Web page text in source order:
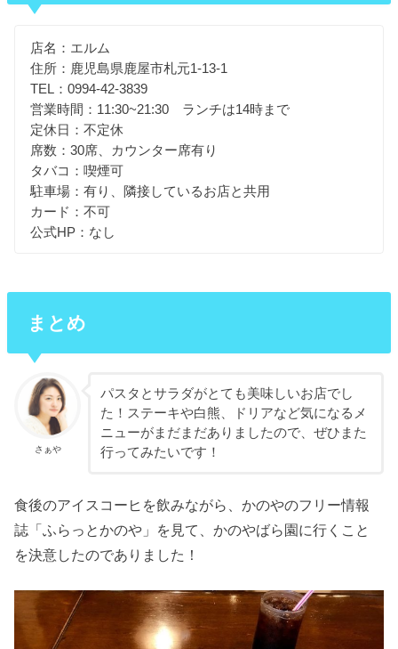
店名：エルム
住所：鹿児島県鹿屋市札元1-13-1
TEL：0994-42-3839
営業時間：11:30~21:30 ランチは14時まで
定休日：不定休
席数：30席、カウンター席有り
タバコ：喫煙可
駐車場：有り、隣接しているお店と共用
カード：不可
公式HP：なし
まとめ
さぁや
パスタとサラダがとても美味しいお店でし
た！ステーキや白熊、ドリアなど気になるメ
ニューがまだまだありましたので、ぜひまた
行ってみたいです！
食後のアイスコーヒを飲みながら、かのやのフリー情報
誌「ふらっとかのや」を見て、かのやばら園に行くこと
を決意したのでありました！